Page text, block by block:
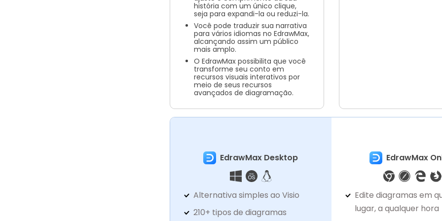
história com um único clique,
seja para expandi-la ou reduzi-la.
Você pode traduzir sua narrativa
para vários idiomas no EdrawMax,
alcançando assim um público
mais amplo.
O EdrawMax possibilita que você
transforme seu conto em
recursos visuais interativos por
meio de seus recursos
avançados de diagramação.
EdrawMax Desktop
Alternativa simples ao Visio
210+ tipos de diagramas
EdrawMax
Edite diagramas em
lugar, a qualquer hora